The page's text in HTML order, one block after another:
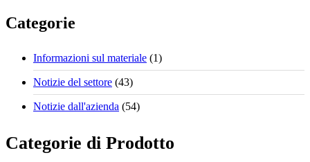
Categorie
Informazioni sul materiale (1)
Notizie del settore (43)
Notizie dall'azienda (54)
Categorie di Prodotto